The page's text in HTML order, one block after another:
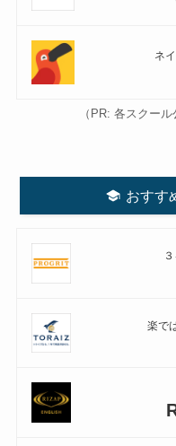
ネ
（PR: 各スクー
おすす
楽で